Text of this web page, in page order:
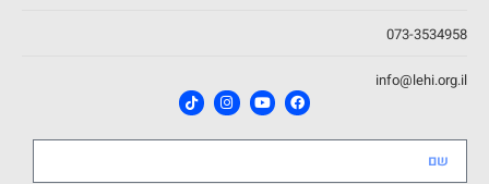
073-3534958
info@lehi.org.il